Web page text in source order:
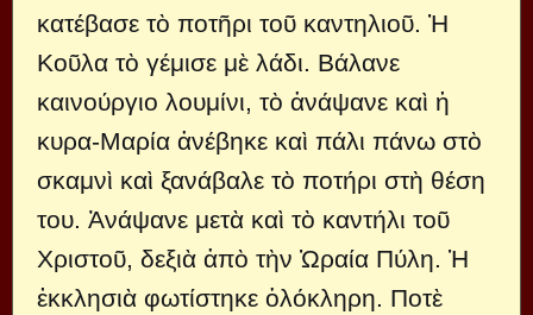
κατέβασε τὸ ποτῆρι τοῦ καντηλιοῦ. Ἡ
Κοῦλα τὸ γέμισε μὲ λάδι. Βάλανε
καινούργιο λουμίνι, τὸ ἀνάψανε καὶ ἡ
κυρα-Μαρία ἀνέβηκε καὶ πάλι πάνω στὸ
σκαμνὶ καὶ ξανάβαλε τὸ ποτήρι στὴ θέση
του. Ἀνάψανε μετὰ καὶ τὸ καντήλι τοῦ
Χριστοῦ, δεξιὰ ἀπὸ τὴν Ὡραία Πύλη. Ἡ
ἐκκλησιὰ φωτίστηκε ὁλόκληρη. Ποτὲ